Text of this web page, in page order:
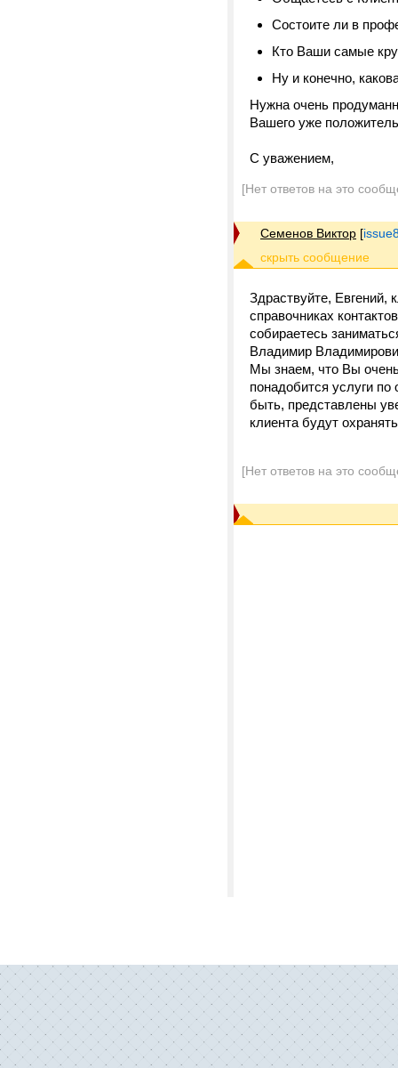
Состоите ли в
Кто Ваши самые
Ну и конечно,
Нужна очень
Вашего уже
С уважением,
[Нет ответов на это
Семенов Виктор [
Здраствуйте, Евгений,
справочниках
собираетесь
Владимир
Мы знаем, что Вы
понадобится услуги
быть, представлены
клиента будут
[Нет ответов на это